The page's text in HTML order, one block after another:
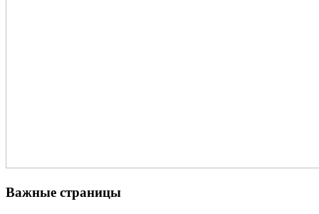
Важные страницы